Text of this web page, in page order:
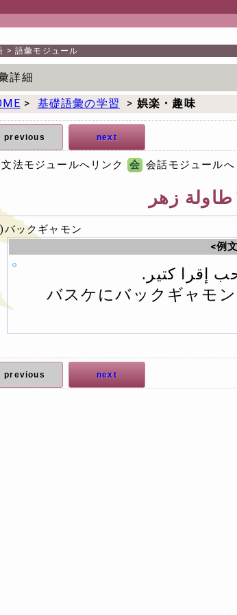
>語彙モジュール
詳細
> 基礎語彙の学習 > 娯楽・趣味
previous next
文法モジュールへリンク 会 会話モジュールへ
طاولة زهر‏
バックギャモン
<例
إقرا كتير.‏‏
バスケにバックギャモ
previous next